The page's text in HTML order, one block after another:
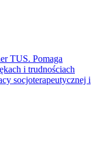
TUS. Pomaga
i trudnościach
socjoterapeutycznej i